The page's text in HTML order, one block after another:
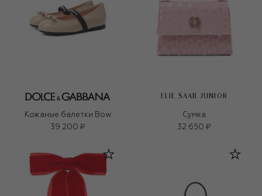
Кожаные балетки Bow
39 200 ₽
ELIE SAAB JUNIOR
Сумка
32 650 ₽